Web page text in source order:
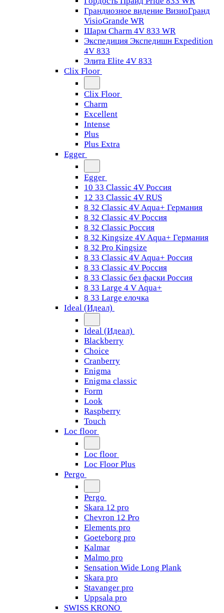
Грандиозное видение ВизиоГранд
VisioGrande WR
Шарм Charm 4V 833 WR
Экспедиция Экспедишн Expedition
4V 833
Элита Elite 4V 833
Clix Floor
Clix Floor
Charm
Excellent
Intense
Plus
Plus Extra
Egger
Egger
10 33 Classic 4V Россия
12 33 Classic 4V RUS
8 32 Classic 4V Aqua+ Германия
8 32 Classic 4V Россия
8 32 Classic Россия
8 32 Kingsize 4V Aqua+ Германия
8 32 Pro Kingsize
8 33 Classic 4V Aqua+ Россия
8 33 Classic 4V Россия
8 33 Classic без фаски Россия
8 33 Large 4 V Aqua+
8 33 Large елочка
Ideal (Идеал)
Ideal (Идеал)
Blackberry
Choice
Cranberry
Enigma
Enigma classic
Form
Look
Raspberry
Touch
Loc floor
Loc floor
Loc Floor Plus
Pergo
Pergo
Skara 12 pro
Chevron 12 Pro
Elements pro
Goeteborg pro
Kalmar
Malmo pro
Sensation Wide Long Plank
Skara pro
Stavanger pro
Uppsala pro
SWISS KRONO